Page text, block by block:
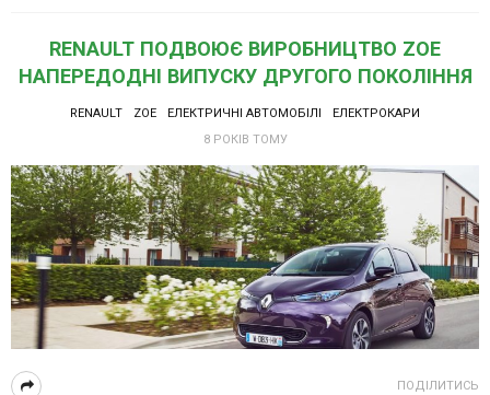
RENAULT ПОДВОЮЄ ВИРОБНИЦТВО ZOE
НАПЕРЕДОДНІ ВИПУСКУ ДРУГОГО ПОКОЛІННЯ
RENAULT ZOE ЕЛЕКТРИЧНІ АВТОМОБІЛІ
ЕЛЕКТРОКАРИ
8 РОКІВ ТОМУ
ПОДІЛИТИСЬ